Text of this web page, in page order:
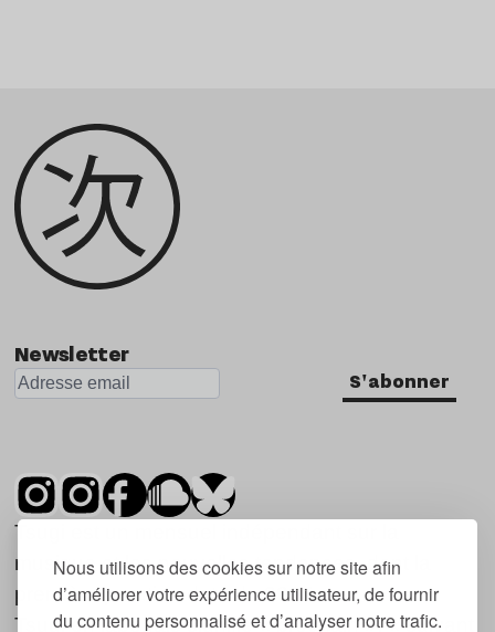
Nous utilisons des cookies sur notre site afin
d’améliorer votre expérience utilisateur, de fournir
du contenu personnalisé et d’analyser notre trafic.
Newsletter
S'abonner
Tsugi est un mensuel indépendant sur la
musique et les nouvelles tendances, dont la
première parution date de 2007.
Tsugi en japonais signifie « prochain », « suivant